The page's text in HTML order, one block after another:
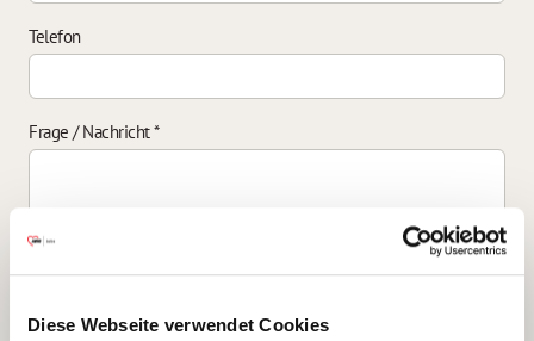
Diese Webseite verwendet Cookies
Telefon
Frage / Nachricht*